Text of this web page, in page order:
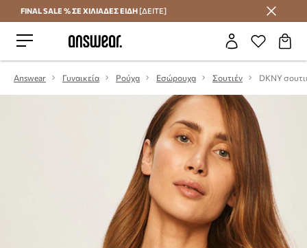
Εξοικονομήστε με το Answear Club
FINAL SALE % ΣΕ ΧΙΛΙΑΔΕΣ ΕΙΔΗ [ΔΕΙΤΕ]
Answear Γυναικεία Ρούχα Εσώρουχα Σουτιέν DKNY